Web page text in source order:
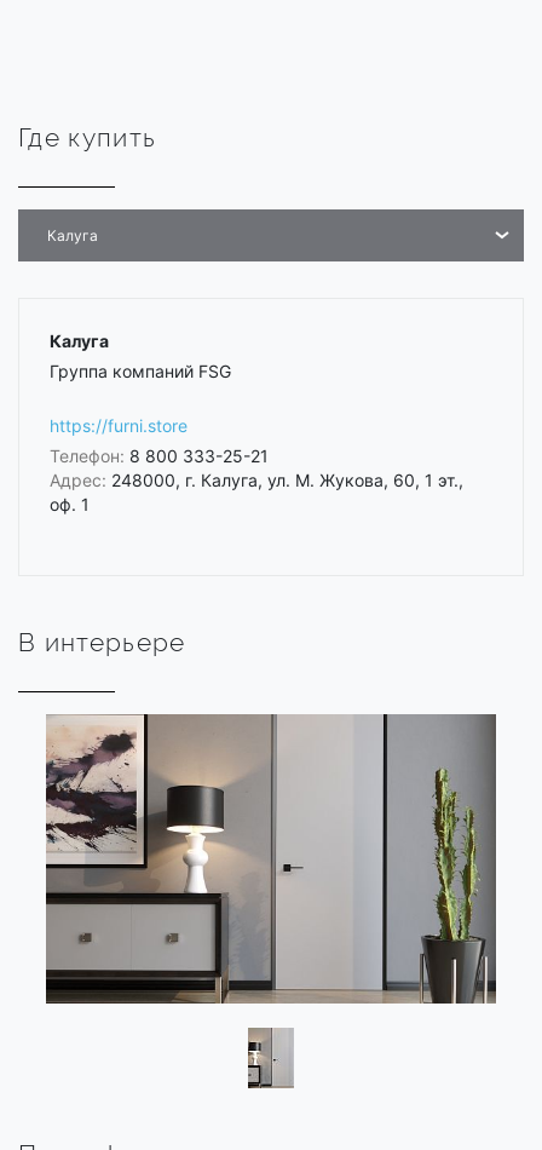
Где купить
Калуга
Калуга
Группа компаний FSG
https://furni.store
Телефон: 8 800 333-25-21
Адрес: 248000, г. Калуга, ул. М. Жукова, 60, 1 эт.,
оф. 1
В интерьере